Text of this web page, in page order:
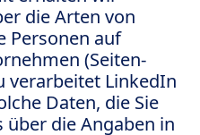
die Arten von
Personen auf
(Seiten-
verarbeitet LinkedIn
Daten, die Sie
über die Angaben in